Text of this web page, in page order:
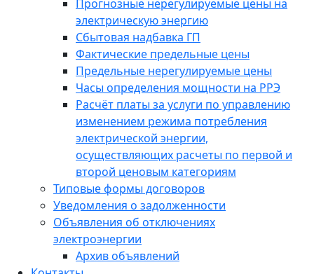
Прогнозные нерегулируемые цены на
электрическую энергию
Сбытовая надбавка ГП
Фактические предельные цены
Предельные нерегулируемые цены
Часы определения мощности на РРЭ
Расчёт платы за услуги по управлению
изменением режима потребления
электрической энергии,
осуществляющих расчеты по первой и
второй ценовым категориям
Типовые формы договоров
Уведомления о задолженности
Объявления об отключениях
электроэнергии
Архив объявлений